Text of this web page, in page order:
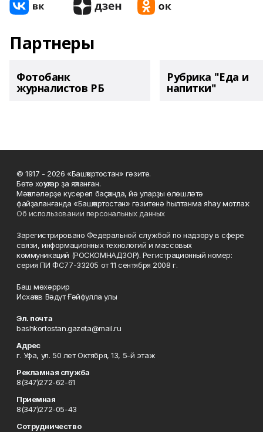
Партнеры
Фотобанк
журналистов РБ
Рубрика "Еда и
напитки"
© 1917 - 2026 «Башҡортостан» гәзите.
Бөтә хоҡуҡтар ҙа яҡланған.
Мәҡәләләрҙе күсереп баҫҡанда, йә уларҙы өлөшләтә
файҙаланғанда «Башҡортостан» гәзитенә һылтанма яһау мотлаҡ.
Об использовании персональных данных
Зарегистрировано Федеральной службой по надзору в сфере
связи, информационных технологий и массовых
коммуникаций (РОСКОМНАДЗОР). Регистрационный номер:
серия ПИ ФС77-33205 от 11 сентября 2008 г.
Баш мөхәррир
Исхаҡов Вәдүт Ғәйфулла улы
Эл. почта
bashkortostan.gazeta@mail.ru
Адрес
г. Уфа, ул. 50 лет Октября, 13, 5-й этаж
Рекламная служба
8(347)272-62-61
Приемная
8(347)272-05-43
Сотрудничество